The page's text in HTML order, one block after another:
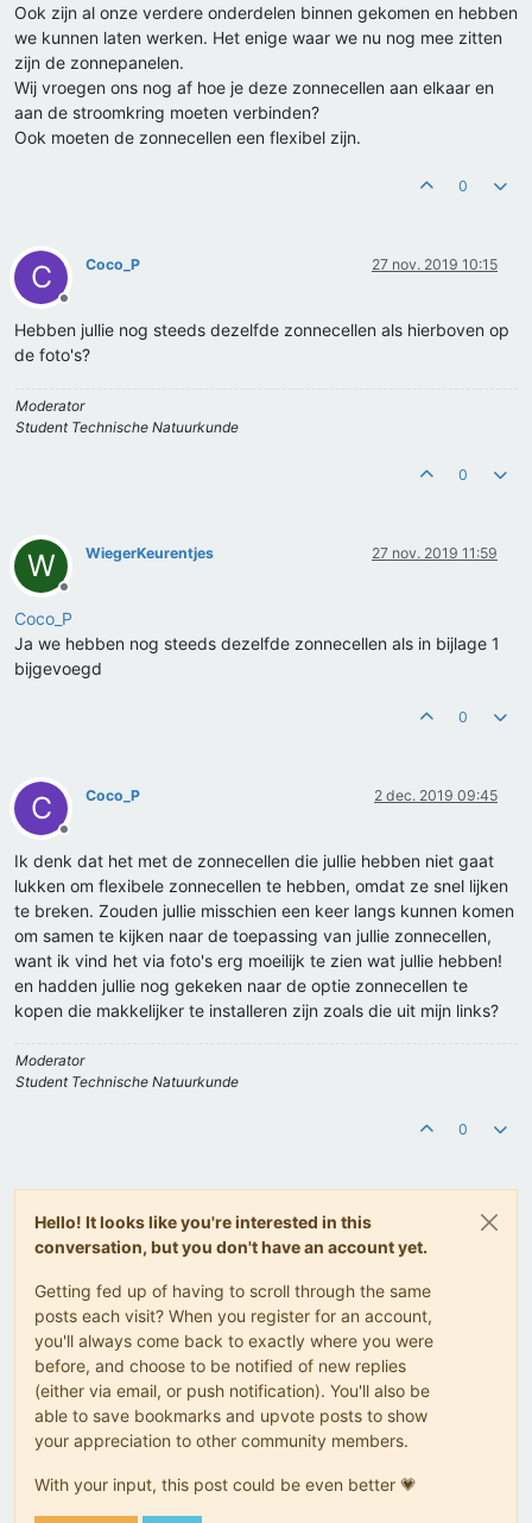
Ook zijn al onze verdere onderdelen binnen gekomen en hebben
we kunnen laten werken. Het enige waar we nu nog mee zitten
zijn de zonnepanelen.
Wij vroegen ons nog af hoe je deze zonnecellen aan elkaar en
aan de stroomkring moeten verbinden?
Ook moeten de zonnecellen een flexibel zijn.
0
C
Offline
Coco_P 27 nov. 2019 10:15
Hebben jullie nog steeds dezelfde zonnecellen als hierboven op
de foto's?
Moderator
Student Technische Natuurkunde
0
W
Offline
WiegerKeurentjes 27 nov. 2019 11:59
Coco_P
Ja we hebben nog steeds dezelfde zonnecellen als in bijlage 1
bijgevoegd
0
C
Offline
Coco_P 2 dec. 2019 09:45
Ik denk dat het met de zonnecellen die jullie hebben niet gaat
lukken om flexibele zonnecellen te hebben, omdat ze snel lijken
te breken. Zouden jullie misschien een keer langs kunnen komen
om samen te kijken naar de toepassing van jullie zonnecellen,
want ik vind het via foto's erg moeilijk te zien wat jullie hebben!
en hadden jullie nog gekeken naar de optie zonnecellen te
kopen die makkelijker te installeren zijn zoals die uit mijn links?
Moderator
Student Technische Natuurkunde
0
Hello! It looks like you're interested in this
conversation, but you don't have an account yet.
Getting fed up of having to scroll through the same
posts each visit? When you register for an account,
you'll always come back to exactly where you were
before, and choose to be notified of new replies
(either via email, or push notification). You'll also be
able to save bookmarks and upvote posts to show
your appreciation to other community members.
With your input, this post could be even better 💗